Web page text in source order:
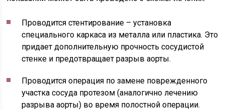
Проводится стентирование – установка
специального каркаса из металла или пластика. Это
придает дополнительную прочность сосудистой
стенке и предотвращает разрыв аорты.
Проводится операция по замене поврежденного
участка сосуда протезом (аналогично лечению
разрыва аорты) во время полостной операции.